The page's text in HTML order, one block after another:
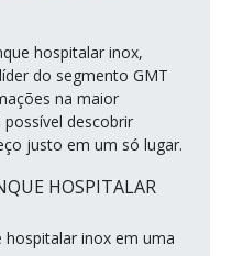
hospitalar inox,
do segmento GMT
na maior
descobrir
justo em um só lugar.
HOSPITALAR
hospitalar inox em uma